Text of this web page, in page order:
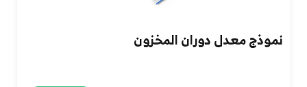
نموذج معدل دوران المخزون